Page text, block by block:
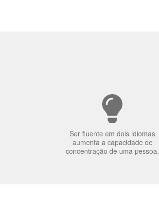
Ser fluente em dois idiomas
aumenta a capacidade de
concentração de uma pessoa.